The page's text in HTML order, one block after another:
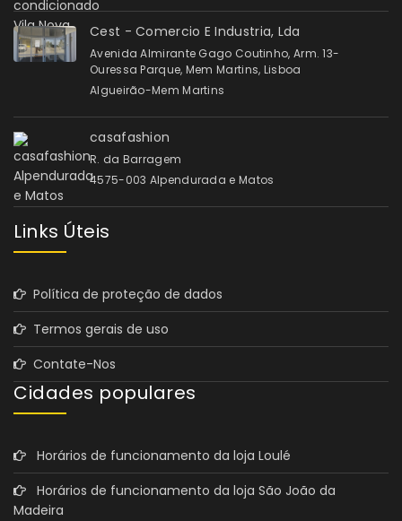
Cest - Comercio E Industria, Lda
Avenida Almirante Gago Coutinho, Arm. 13-
Ouressa Parque, Mem Martins, Lisboa
Algueirão-Mem Martins
casafashion
R. da Barragem
4575-003 Alpendurada e Matos
Links Úteis
Política de proteção de dados
Termos gerais de uso
Contate-Nos
Cidades populares
Horários de funcionamento da loja Loulé
Horários de funcionamento da loja São João da
Madeira